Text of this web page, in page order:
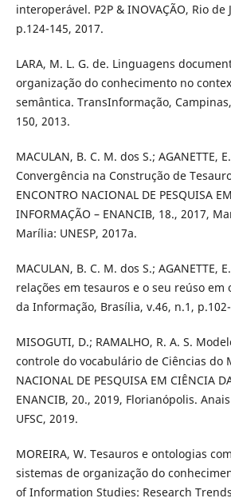
interoperável. P2P & INOVAÇÃO, Rio de
p.124-145, 2017.
LARA, M. L. G. de. Linguagens
organização do conhecimento no
semântica. TransInformação,
150, 2013.
MACULAN, B. C. M. dos S.; AGANETTE,
Convergência na Construção de
ENCONTRO NACIONAL DE PESQUISA
INFORMAÇÃO – ENANCIB, 18., 2017,
Marília: UNESP, 2017a.
MACULAN, B. C. M. dos S.; AGANETTE,
relações em tesauros e o seu reúso em
da Informação, Brasília, v.46, n.1,
MISOGUTI, D.; RAMALHO, R. A. S.
controle do vocabulário de Ciências do
NACIONAL DE PESQUISA EM CIÊNCIA
ENANCIB, 20., 2019, Florianópolis.
UFSC, 2019.
MOREIRA, W. Tesauros e ontologias
sistemas de organização do
of Information Studies: Research